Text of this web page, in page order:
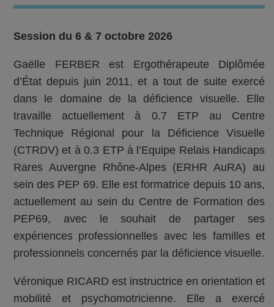
Session du 6 & 7 octobre 2026
Gaëlle FERBER est Ergothérapeute Diplômée
d’État depuis juin 2011, et a tout de suite exercé
dans le domaine de la déficience visuelle. Elle
travaille actuellement à 0.7 ETP au Centre
Technique Régional pour la Déficience Visuelle
(CTRDV) et à 0.3 ETP à l’Equipe Relais Handicaps
Rares Auvergne Rhône-Alpes (ERHR AuRA) au
sein des PEP 69. Elle est formatrice depuis 10 ans,
actuellement au sein du Centre de Formation des
PEP69, avec le souhait de partager ses
expériences professionnelles avec les familles et
professionnels concernés par la déficience visuelle.
Véronique RICARD est instructrice en orientation et
mobilité et psychomotricienne. Elle a exercé